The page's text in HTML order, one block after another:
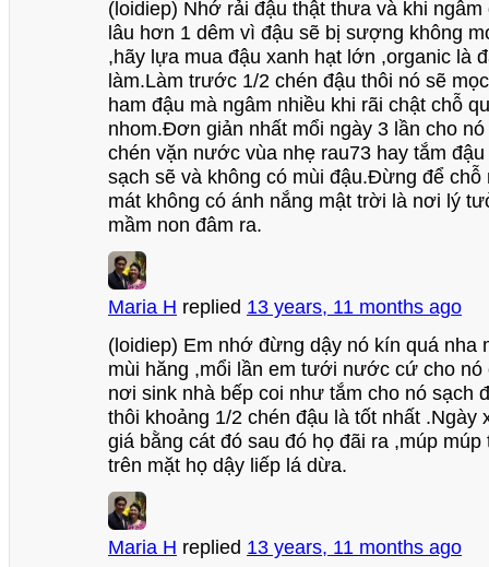
(loidiep) Nhớ rải đậu thật thưa và khi ngâm
lâu hơn 1 dêm vì đậu sẽ bị sượng không
,hãy lựa mua đậu xanh hạt lớn ,organic là
làm.Làm trước 1/2 chén đậu thôi nó sẽ
ham đậu mà ngâm nhiều khi rãi chật chỗ
nhom.Đơn giản nhất mổi ngày 3 lần cho
chén vặn nước vùa nhẹ rau73 hay tắm
sạch sẽ và không có mùi đậu.Đừng để chỗ
mát không có ánh nắng mật trời là nơi lý
mầm non đâm ra.
Maria H replied 13 years, 11 months ago
(loidiep) Em nhớ đừng dậy nó kín quá nha
mùi hăng ,mổi lần em tưới nước cứ cho
nơi sink nhà bếp coi như tắm cho nó sạch
thôi khoảng 1/2 chén đậu là tốt nhất .Ngày
giá bằng cát đó sau đó họ đãi ra ,múp múp
trên mặt họ dậy liếp lá dừa.
Maria H replied 13 years, 11 months ago